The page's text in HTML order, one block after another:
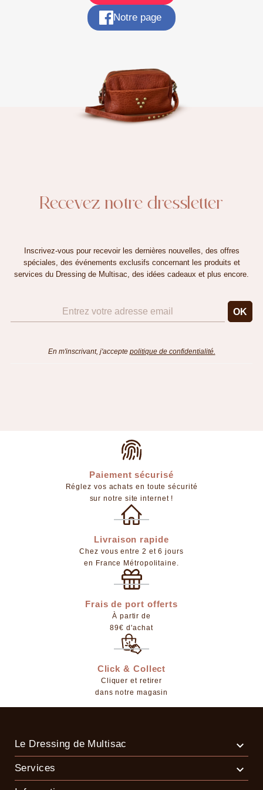
Notre page
Recevez notre dressletter
Inscrivez-vous pour recevoir les dernières nouvelles, des offres
spéciales, des événements exclusifs concernant les produits et
services du Dressing de Multisac, des idées cadeaux et plus encore.
En m'inscrivant, j'accepte politique de confidentialité.
Paiement sécurisé
Réglez vos achats en toute sécurité
sur notre site internet !
Livraison rapide
Chez vous entre 2 et 6 jours
en France Métropolitaine.
Frais de port offerts
À partir de
89€ d'achat
Click & Collect
Cliquer et retirer
dans notre magasin
Le Dressing de Multisac 
Services 